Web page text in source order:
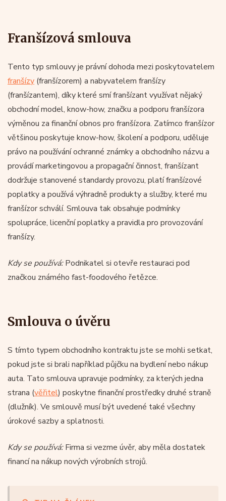
Franšízová smlouva
Tento typ smlouvy je právní dohoda mezi poskytovatelem
franšízy (franšízorem) a nabyvatelem franšízy
(franšízantem), díky které smí franšízant využívat nějaký
obchodní model, know-how, značku a podporu franšízora
výměnou za finanční obnos pro franšízora. Zatímco franšízor
většinou poskytuje know-how, školení a podporu, uděluje
právo na používání ochranné známky a obchodního názvu a
provádí marketingovou a propagační činnost, franšízant
dodržuje stanovené standardy provozu, platí franšízové
poplatky a používá výhradně produkty a služby, které mu
franšízor schválí. Smlouva tak obsahuje podmínky
spolupráce, licenční poplatky a pravidla pro provozování
franšízy.
Kdy se používá:Podnikatel si otevře restauraci pod
značkou známého fast-foodového řetězce.
Smlouva o úvěru
S tímto typem obchodního kontraktu jste se mohli setkat,
pokud jste si brali například půjčku na bydlení nebo nákup
auta. Tato smlouva upravuje podmínky, za kterých jedna
strana (věřitel) poskytne finanční prostředky druhé straně
(dlužník). Ve smlouvě musí být uvedené také všechny
úrokové sazby a splatnosti.
Kdy se používá:Firma si vezme úvěr, aby měla dostatek
financí na nákup nových výrobních strojů.